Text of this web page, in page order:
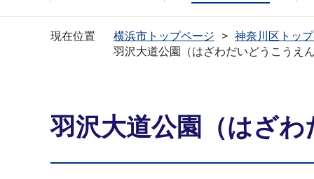
現在位置 横浜市トップページ
神奈川区トッ
羽沢大道公園（はざわだいどうこうえ
羽沢大道公園（はざ